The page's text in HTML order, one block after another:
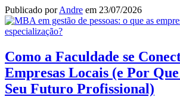
Publicado porAndre em 23/07/2026
Como a Faculdade se
Empresas Locais (e Por
Seu Futuro Profissional)